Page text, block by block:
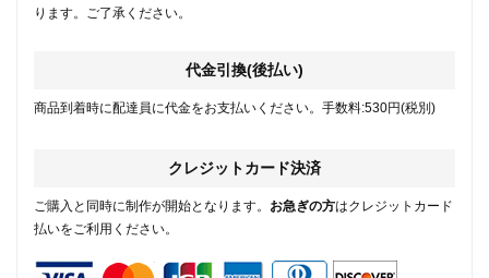
ります。ご了承ください。
代金引換(後払い)
商品到着時に配達員に代金をお支払いください。手数料:530円(税別)
クレジットカード決済
ご購入と同時に制作が開始となります。 お急ぎの方はクレジットカード
払いをご利用ください。